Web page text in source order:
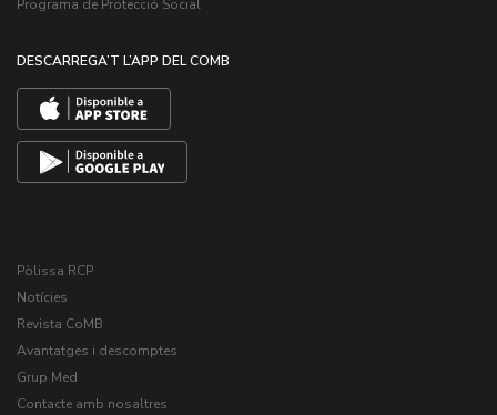
Programa de Protecció Social
DESCARREGA’T L’APP DEL COMB
Pòlissa RCP
Notícies
Revista CoMB
Avantatges i descomptes
Grup Med
Contacte amb nosaltres